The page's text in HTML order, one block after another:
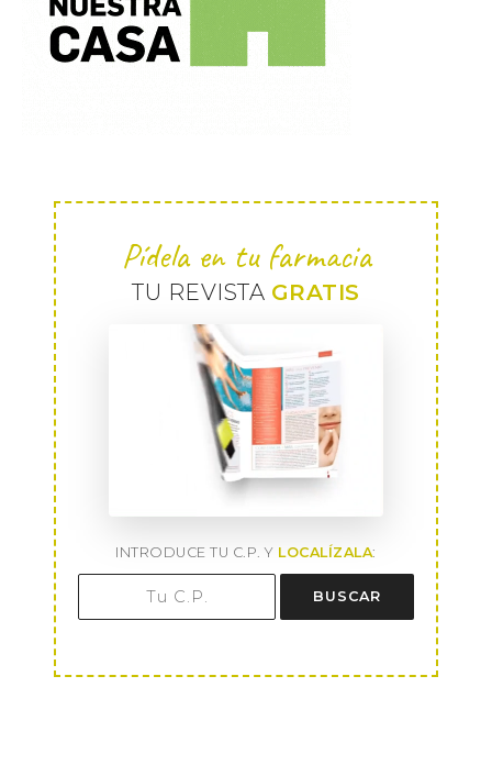
Pídela en tu farmacia
TU REVISTA GRATIS
INTRODUCE TU C.P. Y LOCALÍZALA:
BUSCAR